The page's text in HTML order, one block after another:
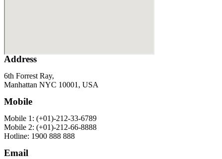
Address
6th Forrest Ray,
Manhattan NYC 10001, USA
Mobile
Mobile 1: (+01)-212-33-6789
Mobile 2: (+01)-212-66-8888
Hotline: 1900 888 888
Email